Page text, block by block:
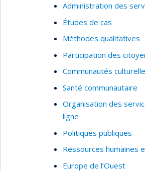
Administration des
Études de cas
Méthodes qualitatives
Participation des
Communautés
Santé communautaire
Organisation des
ligne
Politiques publiques
Ressources humaines
Europe de l’Ouest